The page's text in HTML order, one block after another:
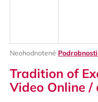
Priemerné
produktu
je
0,0
Neohodnotené
Tradition of
Video Online
ť